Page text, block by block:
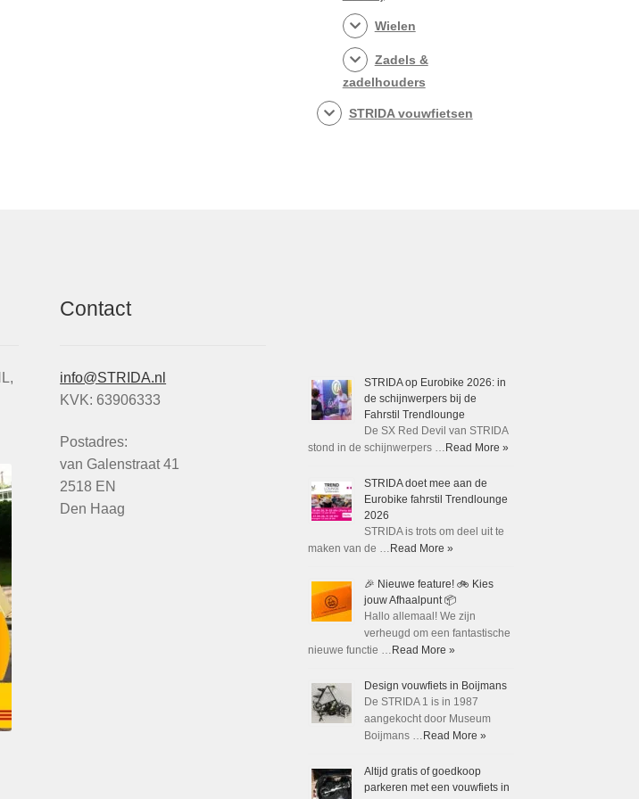
Wielen
Zadels &
zadelhouders
STRIDA vouwfietsen
Contact
info@STRIDA.nl
KVK: 63906333
Postadres:
van Galenstraat 41
2518 EN
Den Haag
STRIDA op Eurobike 2026: in
de schijnwerpers bij de
Fahrstil Trendlounge
De SX Red Devil van STRIDA
stond in de schijnwerpers … Read More »
STRIDA doet mee aan de
Eurobike fahrstil Trendlounge
2026
STRIDA is trots om deel uit te
maken van de … Read More »
🎉 Nieuwe feature! 🚲 Kies
jouw Afhaalpunt 📦
Hallo allemaal! We zijn
verheugd om een fantastische
nieuwe functie … Read More »
Design vouwfiets in Boijmans
De STRIDA 1 is in 1987
aangekocht door Museum
Boijmans … Read More »
Altijd gratis of goedkoop
parkeren met een vouwfiets in